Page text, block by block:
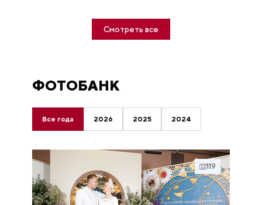
Смотреть все
ФОТОБАНК
Все года 2026 2025 2024
119